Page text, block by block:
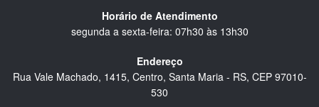
Horário de Atendimento
segunda a sexta-feira: 07h30 às 13h30
Endereço
Rua Vale Machado, 1415, Centro, Santa Maria - RS, CEP 97010-
530